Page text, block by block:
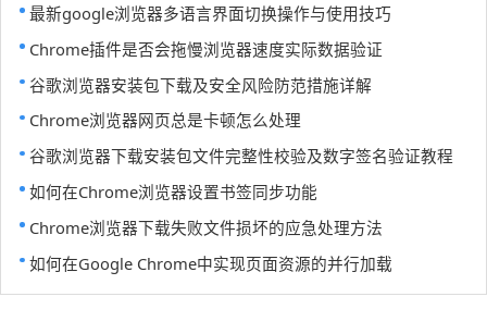
最新google浏览器多语言界面切换操作与使用技巧
Chrome插件是否会拖慢浏览器速度实际数据验证
谷歌浏览器安装包下载及安全风险防范措施详解
Chrome浏览器网页总是卡顿怎么处理
谷歌浏览器下载安装包文件完整性校验及数字签名验证教程
如何在Chrome浏览器设置书签同步功能
Chrome浏览器下载失败文件损坏的应急处理方法
如何在Google Chrome中实现页面资源的并行加载